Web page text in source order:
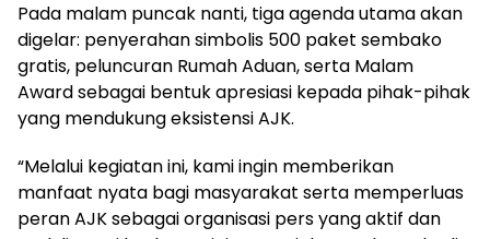
Pada malam puncak nanti, tiga agenda utama akan
digelar: penyerahan simbolis 500 paket sembako
gratis, peluncuran Rumah Aduan, serta Malam
Award sebagai bentuk apresiasi kepada pihak-pihak
yang mendukung eksistensi AJK.
“Melalui kegiatan ini, kami ingin memberikan
manfaat nyata bagi masyarakat serta memperluas
peran AJK sebagai organisasi pers yang aktif dan